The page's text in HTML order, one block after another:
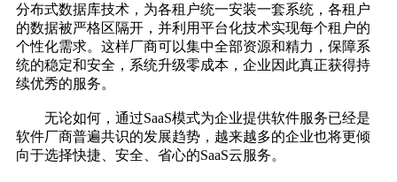
分布式数据库技术，为各租户统一安装一套系统，各租户
的数据被严格区隔开，并利用平台化技术实现每个租户的
个性化需求。这样厂商可以集中全部资源和精力，保障系
统的稳定和安全，系统升级零成本，企业因此真正获得持
续优秀的服务。
无论如何，通过SaaS模式为企业提供软件服务已经是
软件厂商普遍共识的发展趋势，越来越多的企业也将更倾
向于选择快捷、安全、省心的SaaS云服务。